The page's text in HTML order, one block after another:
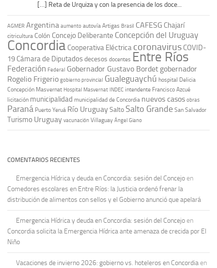
[…] Reta de Urquiza y con la presencia de los doce...
AGMER Argentina aumento autovía Artigas Brasil CAFESG Chajarí
citricultura Colón Concejo Deliberante Concepción del Uruguay
Concordia Cooperativa Eléctrica coronavirus COVID-
19 Cámara de Diputadosdecesos docentes Entre Ríos
Federación Federal Gobernador Gustavo Bordet gobernador
Rogelio Frigerio gobierno provincial Gualeguaychú hospital Delicia
Concepción Masvernat Hospital Masvernat INDEC intendente Francisco Azcué
licitación municipalidad municipalidad de Concordia nuevos casos obras
Paraná Puerto Yeruá Río UruguaySalto Salto Grande San Salvador
Turismo Uruguay vacunación Villaguay Ángel Giano
COMENTARIOS RECIENTES
Emergencia Hídrica y deuda en Concordia: sesión del Concejo en
Comedores escolares en Entre Ríos: la Justicia ordenó frenar la
distribución de alimentos con sellos y el Gobierno anunció que apelará
Emergencia Hídrica y deuda en Concordia: sesión del Concejo en
Concordia solicita la Emergencia Hídrica ante amenaza de crecida por El
Niño
Vacaciones de invierno 2026: gobierno vs. hoteleros en Concordia en